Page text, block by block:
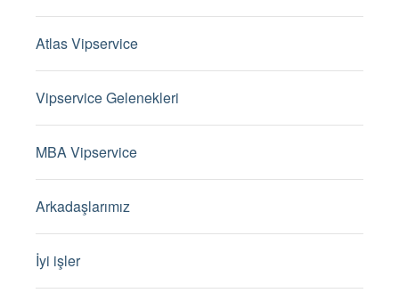
Atlas Vipservice
Vipservice Gelenekleri
MBA Vipservice
Arkadaşlarımız
İyi işler